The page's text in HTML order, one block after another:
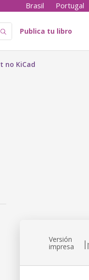
Brasil Portugal
Publica tu libro
no KiCad
Versión
impresa